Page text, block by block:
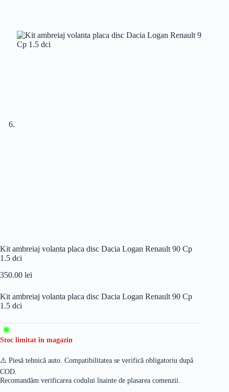
Kit ambreiaj volanta placa disc Dacia Logan Renault 90 Cp
1.5 dci
350.00 lei
Kit ambreiaj volanta placa disc Dacia Logan Renault 90 Cp
1.5 dci
Stoc limitat în magazin
⚠️ Piesă tehnică auto. Compatibilitatea se verifică obligatoriu după
COD.
Recomandăm verificarea codului înainte de plasarea comenzii.